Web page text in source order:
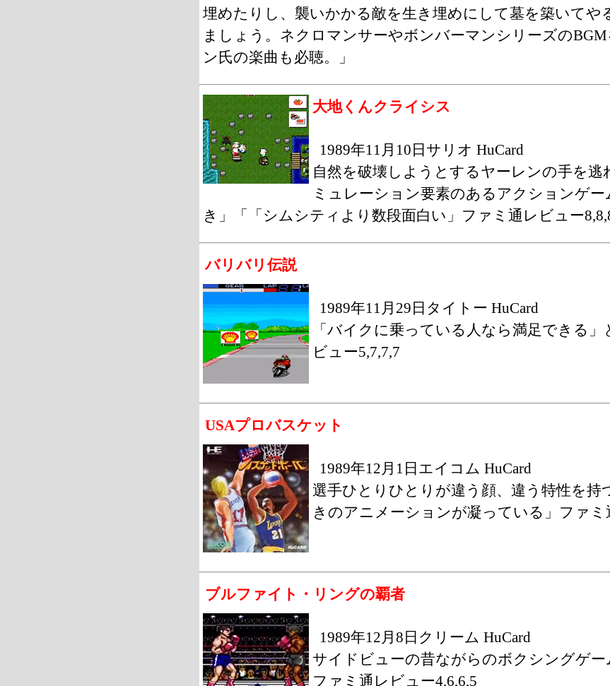
埋めたりし、襲いかかる敵を生き埋めにして墓を築いてや
ましょう。ネクロマンサーやボンバーマンシリーズのBGM
ン氏の楽曲も必聴。」
大地くんクライシス
1989年11月10日サリオ HuCard
自然を破壊しようとするヤーレンの手を逃
ミュレーション要素のあるアクションゲ
き」「「シムシティより数段面白い」ファミ通レビュー
バリバリ伝説
1989年11月29日タイトー HuCard
「バイクに乗っている人なら満足できる
ビュー5,7,7,7
USAプロバスケット
1989年12月1日エイコム HuCard
選手ひとりひとりが違う顔、違う特性を持
きのアニメーションが凝っている」ファミ
ブルファイト・リングの覇者
1989年12月8日クリーム HuCard
サイドビューの昔ながらのボクシングゲー
ファミ通レビュー4,6,6,5